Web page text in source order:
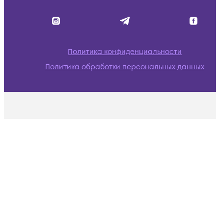
Политика конфиденциальности
Политика обработки персональных данных